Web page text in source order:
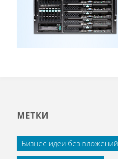
МЕТКИ
Бизнес идеи без вложений